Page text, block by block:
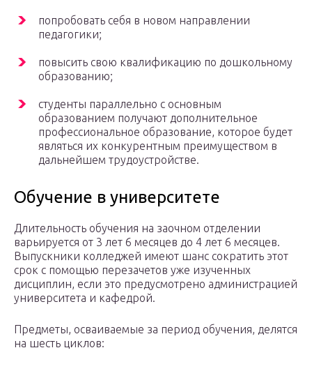
попробовать себя в новом направлении
педагогики;
повысить свою квалификацию по дошкольному
образованию;
студенты параллельно с основным
образованием получают дополнительное
профессиональное образование, которое будет
являться их конкурентным преимуществом в
дальнейшем трудоустройстве.
Обучение в университете
Длительность обучения на заочном отделении
варьируется от 3 лет 6 месяцев до 4 лет 6 месяцев.
Выпускники колледжей имеют шанс сократить этот
срок с помощью перезачетов уже изученных
дисциплин, если это предусмотрено администрацией
университета и кафедрой.
Предметы, осваиваемые за период обучения, делятся
на шесть циклов: